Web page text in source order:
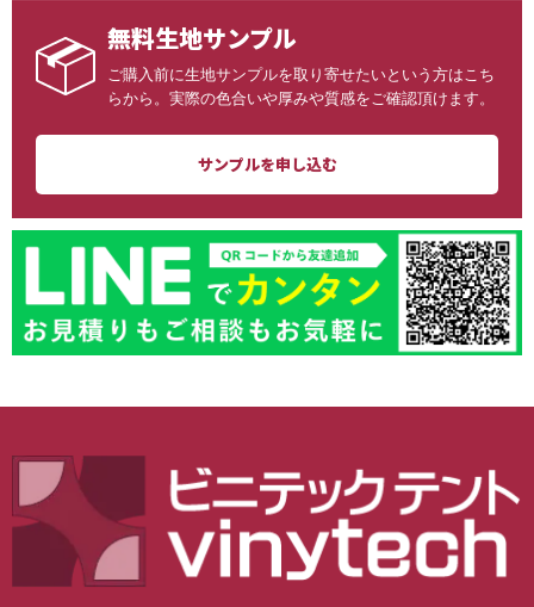
無料生地サンプル
ご購入前に生地サンプルを取り寄せたいという方はこち
らから。実際の色合いや厚みや質感をご確認頂けます。
サンプルを申し込む